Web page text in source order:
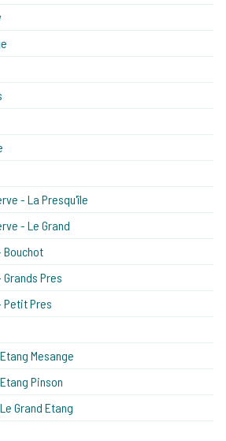
- La Presqu'île
- Le Grand
Bouchot
Pres
Petit Pres
Mesange
Pinson
Grand Etang